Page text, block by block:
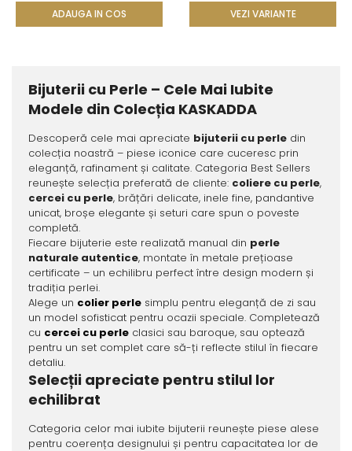
ADAUGA IN COS VEZI VARIANTE
Bijuterii cu Perle – Cele Mai Iubite
Modele din Colecția KASKADDA
Descoperă cele mai apreciate bijuterii cu perledin
colecția noastră – piese iconice care cuceresc prin
eleganță, rafinament și calitate. Categoria Best Sellers
reunește selecția preferată de cliente: coliere cu perle,
cercei cu perle, brățări delicate, inele fine, pandantive
unicat, broșe elegante și seturi care spun o poveste
completă.
Fiecare bijuterie este realizată manual din perle
naturale autentice, montate în metale prețioase
certificate – un echilibru perfect între design modern și
tradiția perlei.
Alege un colier perlesimplu pentru eleganță de zi sau
un model sofisticat pentru ocazii speciale. Completează
cu cercei cu perleclasici sau baroque, sau optează
pentru un set complet care să-ți reflecte stilul în fiecare
detaliu.
Selecții apreciate pentru stilul lor
echilibrat
Categoria celor mai iubite bijuterii reunește piese alese
pentru coerența designului și pentru capacitatea lor de